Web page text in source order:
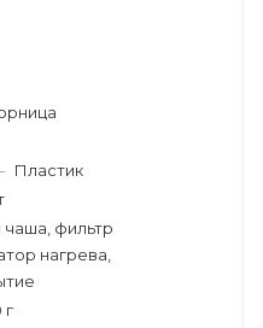
Пластик
чаша, фильтр
нагрева,
г